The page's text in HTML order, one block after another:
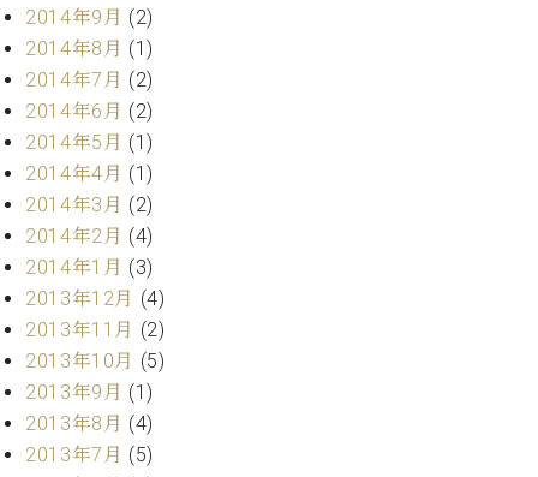
ン
デ
ジ
タ
ル)
情
報
八
王
子
房
ブ
ロ
グ
ア
ク
ス
お
問
い
2014年9月 (2)
2014年8月 (1)
2014年7月 (2)
2014年6月 (2)
2014年5月 (1)
2014年4月 (1)
2014年3月 (2)
2014年2月 (4)
2014年1月 (3)
2013年12月 (4)
2013年11月 (2)
2013年10月 (5)
2013年9月 (1)
2013年8月 (4)
2013年7月 (5)